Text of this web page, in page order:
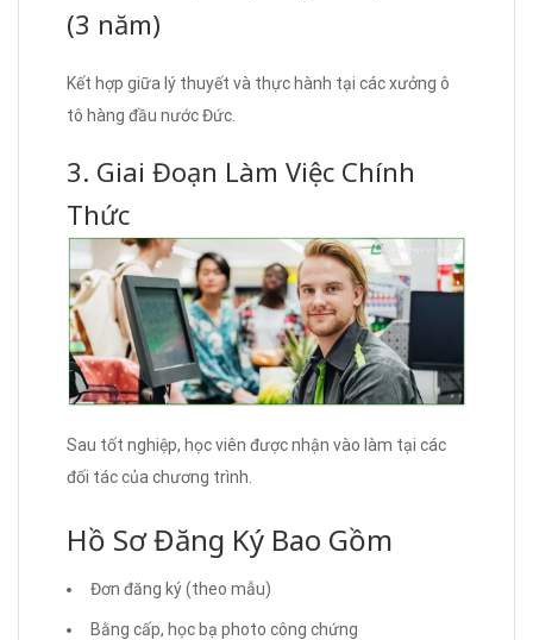
(3 năm)
Kết hợp giữa lý thuyết và thực hành tại các xưởng ô
tô hàng đầu nước Đức.
3. Giai Đoạn Làm Việc Chính
Thức
Sau tốt nghiệp, học viên được nhận vào làm tại các
đối tác của chương trình.
Hồ Sơ Đăng Ký Bao Gồm
Đơn đăng ký (theo mẫu)
Bằng cấp, học bạ photo công chứng